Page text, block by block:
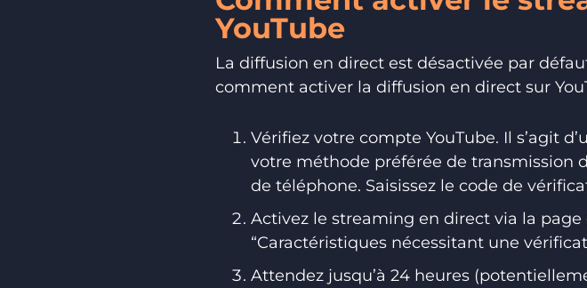
YouTube
La diffusion en direct est désactivée par
comment activer la diffusion en direct sur
Vérifiez votre compte YouTube. Il s’agit
votre méthode préférée de transmission
de téléphone. Saisissez le code de
Activez le streaming en direct via la
“Caractéristiques nécessitant une
Attendez jusqu’à 24 heures